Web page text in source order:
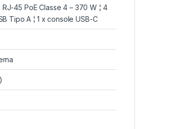
45 PoE Classe 4 – 370 W ¦ 4
Tipo A ¦ 1 x console USB-C